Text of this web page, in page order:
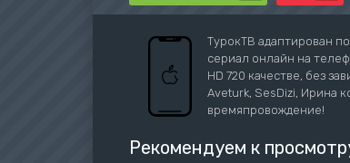
ТурокТВ адаптирован
сериал онлайн на
HD 720 качестве, без
Aveturk, SesDizi, Ирина
времяпровождение!
Рекомендуем к